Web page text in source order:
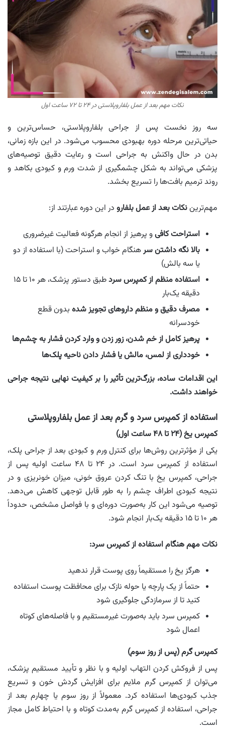
نکات مهم بعد از عمل بلفاروپلاستی در ۲۴ تا ۷۲ ساعت اول
سه روز نخست پس از جراحی بلفاروپلاستی، حساس‌ترین و
حیاتی‌ترین مرحله دوره بهبودی محسوب می‌شود. در این بازه زمانی،
بدن در حال واکنش به جراحی است و رعایت دقیق توصیه‌های
پزشکی می‌تواند به‌ شکل چشمگیری از شدت ورم و کبودی بکاهد و
روند ترمیم بافت‌ها را تسریع بخشد.
مهم‌تریننکات بعد از عمل بلفارو در این دوره عبارتند از:
استراحت کافیو پرهیز از انجام هرگونه فعالیت غیرضروری
بالا نگه داشتن سرهنگام خواب و استراحت (با استفاده از دو
یا سه بالش)
استفاده منظم از کمپرس سرد
طبق دستور پزشک، هر ۱۰ تا ۱۵
دقیقه یک‌بار
مصرف دقیق و منظم داروهای تجویز شده بدون قطع
خودسرانه
پرهیز کامل از خم شدن، زور زدن و وارد کردن فشار به چشم‌ها
خودداری از لمس، مالش یا فشار دادن ناحیه پلک‌ها
این اقدامات ساده، بزرگ‌ترین تأثیر را بر کیفیت نهایی نتیجه جراحی
خواهند داشت.
استفاده از کمپرس سرد و گرم بعد از عمل بلفاروپلاستی
کمپرس یخ (۲۴ تا ۴۸ ساعت اول)
یکی از مؤثرترین روش‌ها برای کنترل ورم و کبودی بعد از جراحی پلک،
استفاده از کمپرس سرد است. در ۲۴ تا ۴۸ ساعت اولیه پس از
جراحی، کمپرس یخ با تنگ کردن عروق خونی، میزان خونریزی و در
نتیجه کبودی اطراف چشم را به‌ طور قابل توجهی کاهش می‌دهد.
توصیه می‌شود این کار به‌صورت دوره‌ای و با فواصل مشخص، حدوداً
هر ۱۰ تا ۱۵ دقیقه یک‌بار انجام شود.
نکات مهم هنگام استفاده از کمپرس سرد:
هرگز یخ را مستقیماً روی پوست قرار ندهید
حتماً از یک پارچه یا حوله نازک برای محافظت پوست استفاده
کنید تا از سرمازدگی جلوگیری شود
کمپرس سرد باید به‌صورت غیرمستقیم و با فاصله‌های کوتاه
اعمال شود
کمپرس گرم (پس از روز سوم)
پس از فروکش کردن التهاب اولیه و با نظر و تأیید مستقیم پزشک،
می‌توان از کمپرس گرم ملایم برای افزایش گردش خون و تسریع
جذب کبودی‌ها استفاده کرد. معمولاً از روز سوم یا چهارم بعد از
جراحی، استفاده از کمپرس گرم به‌مدت کوتاه و با احتیاط کامل مجاز
است.